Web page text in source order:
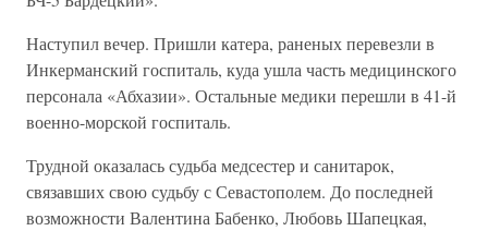
Наступил вечер. Пришли катера, раненых перевезли в
Инкерманский госпиталь, куда ушла часть медицинского
персонала «Абхазии». Остальные медики перешли в 41-й
военно-морской госпиталь.
Трудной оказалась судьба медсестер и санитарок,
связавших свою судьбу с Севастополем. До последней
возможности Валентина Бабенко, Любовь Шапецкая,